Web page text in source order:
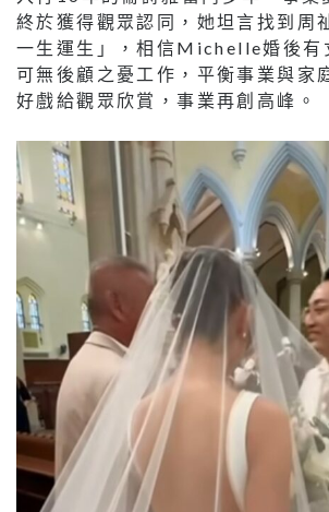
終於獲得觀眾認同，她坦言找到周
一生運生」，相信Michelle婚後有
可無後顧之憂工作，平衡事業與家
好戲給觀眾欣賞，事業再創高峰。